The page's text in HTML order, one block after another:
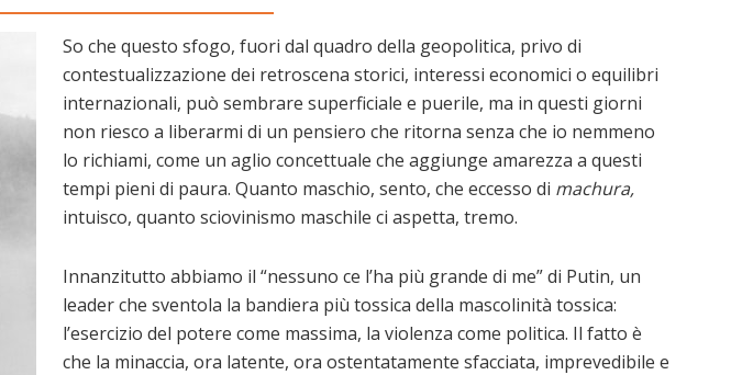
So che questo sfogo, fuori dal quadro della geopolitica, privo di
contestualizzazione dei retroscena storici, interessi economici o equilibri
internazionali, può sembrare superficiale e puerile, ma in questi giorni
non riesco a liberarmi di un pensiero che ritorna senza che io nemmeno
lo richiami, come un aglio concettuale che aggiunge amarezza a questi
tempi pieni di paura. Quanto maschio, sento, che eccesso di machura,
intuisco, quanto sciovinismo maschile ci aspetta, tremo.
Innanzitutto abbiamo il “nessuno ce l’ha più grande di me” di Putin, un
leader che sventola la bandiera più tossica della mascolinità tossica:
l’esercizio del potere come massima, la violenza come politica. Il fatto è
che la minaccia, ora latente, ora ostentatamente sfacciata, imprevedibile e